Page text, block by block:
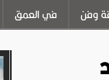
وفن في العمق